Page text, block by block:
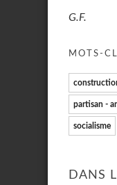
G.F.
MOTS-
partisan -
socialisme
DANS